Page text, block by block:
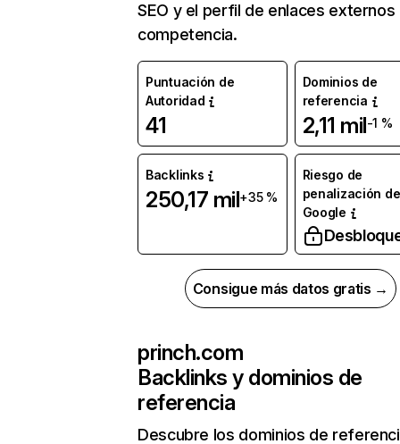
SEO y el perfil de enlaces externos
competencia.
Puntuación de
Autoridad
41
Dominios de
referencia
2,11 mil-1 %
Backlinks
250,17 mil+35 %
Riesgo de
penalización de
Google
Consigue más datos gratis →
princh.com
Backlinks y dominios de
referencia
Descubre los dominios de